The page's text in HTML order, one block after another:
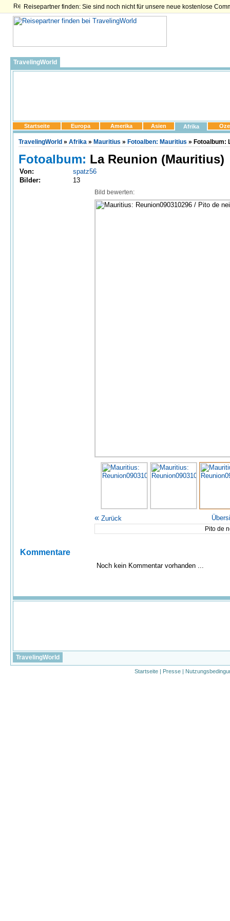
Reisepartner finden: Sie sind noch nicht für unsere neue kostenlose
TravelingWorld
Startseite Europa Amerika Asien Afrika
TravelingWorld » Afrika » Mauritius » Fotoalben: Mauritius » Fotoalbum:
Fotoalbum: La Reunion (Mauritius)
Von:
spatz56
Bilder:
13
Bild bewerten:
« Zurück
Pito de
Kommentare
Noch kein Kommentar vorhanden ...
TravelingWorld
Startseite | Presse |